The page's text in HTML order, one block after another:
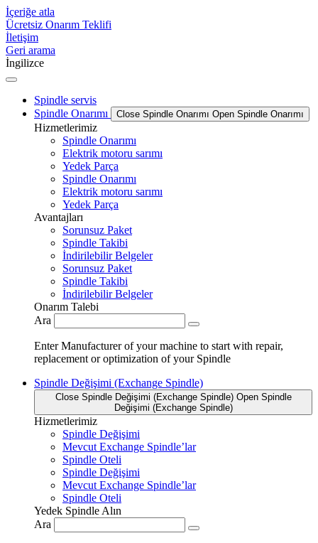
İçeriğe atla
Ücretsiz Onarım Teklifi
İletişim
Geri arama
İngilizce
Spindle servis
Spindle Onarımı
Close Spindle Onarımı Open Spindle Onarımı
Hizmetlerimiz
Spindle Onarımı
Elektrik motoru sarımı
Yedek Parça
Spindle Onarımı
Elektrik motoru sarımı
Yedek Parça
Avantajları
Sorunsuz Paket
Spindle Takibi
İndirilebilir Belgeler
Sorunsuz Paket
Spindle Takibi
İndirilebilir Belgeler
Onarım Talebi
Ara
Enter Manufacturer of your machine to start with repair,
replacement or optimization of your Spindle
Spindle Değişimi (Exchange Spindle)
Close Spindle Değişimi (Exchange Spindle) Open Spindle
Değişimi (Exchange Spindle)
Hizmetlerimiz
Spindle Değişimi
Mevcut Exchange Spindle’lar
Spindle Oteli
Spindle Değişimi
Mevcut Exchange Spindle’lar
Spindle Oteli
Yedek Spindle Alın
Ara